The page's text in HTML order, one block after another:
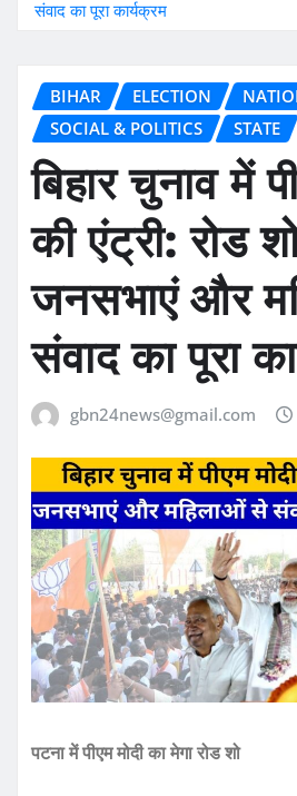
संवाद का पूरा कार्यक्रम
BIHAR ELECTION
SOCIAL & POLITICS
STATE
बिहार चुनाव में
की एंट्री: रोड
जनसभाएं और
संवाद का पूरा
gbn24news@gmail.com
पटना में पीएम मोदी का मेगा रोड शो